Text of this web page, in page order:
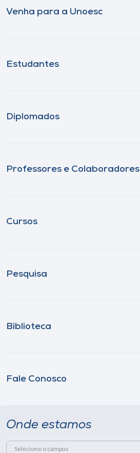
Venha para a Unoesc
Estudantes
Diplomados
Professores e Colaboradores
Cursos
Pesquisa
Biblioteca
Fale Conosco
Onde estamos
Selecione o campus